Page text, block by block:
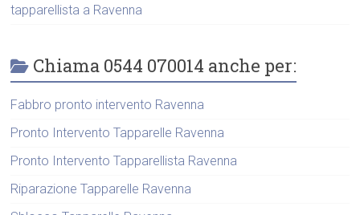
tapparellista a Ravenna
Chiama 0544 070014 anche per:
Fabbro pronto intervento Ravenna
Pronto Intervento Tapparelle Ravenna
Pronto Intervento Tapparellista Ravenna
Riparazione Tapparelle Ravenna